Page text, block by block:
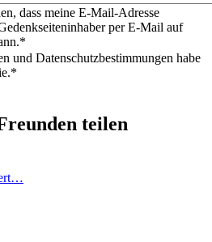
dass meine E-Mail-Adresse
per E-Mail auf
und Datenschutzbestimmungen habe
teilen